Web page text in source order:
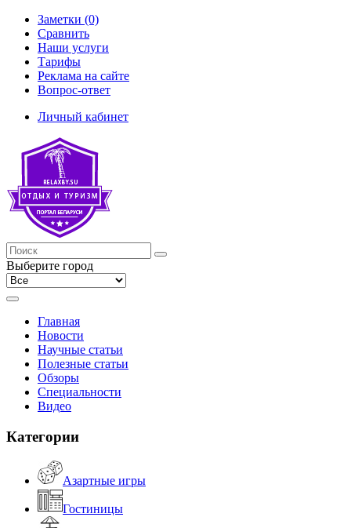
Заметки (0)
Сравнить
Наши услуги
Тарифы
Реклама на сайте
Вопрос-ответ
Личный кабинет
Выберите город
Главная
Новости
Научные статьи
Полезные статьи
Обзоры
Специальности
Видео
Категории
Азартные игры
Гостиницы